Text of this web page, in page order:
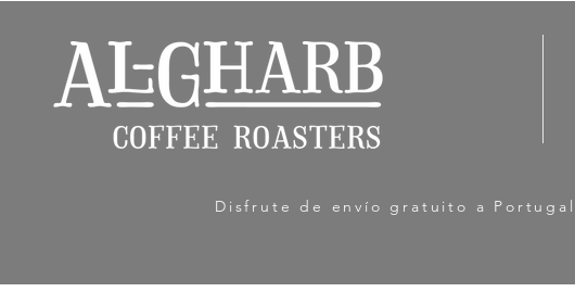
Disfrute de envío gratuito a